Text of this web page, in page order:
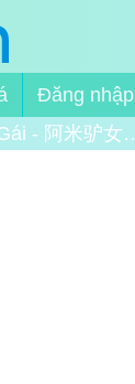
Đăng nhập
阿米驴女仆 10